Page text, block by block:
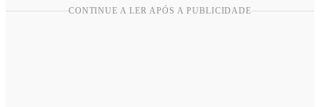
CONTINUE A LER APÓS A PUBLICIDADE